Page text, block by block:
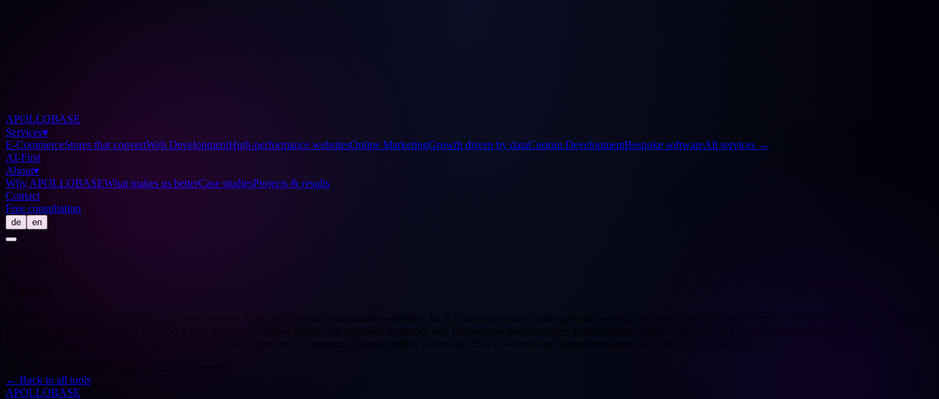
APOLLOBASE
Services▾
E-CommerceStores that convertWeb DevelopmentHigh-performance websitesOnline MarketingGrowth driven by dataCustom DevelopmentBespoke softwareAll services →
AI-First
About▾
Why APOLLOBASEWhat makes us betterCase studiesProjects & results
Contact
Free consultation
de en
Zapier ist ein Automatisierungstool, das verschiedene Apps und Systeme miteinander verbindet. Im E-Commerce kann Zapier genutzt werden, um Workflows zwischen Shopify, CRM, E-Mail Tools und anderen
Plattformen zu automatisieren. Mit über 6.000 App-Integrationen lassen sich repetitive Aufgaben wie Bestellbenachrichtigungen, Kundendaten-Synchronisierung und Lagerbestandsmeldungen ohne
Programmierung automatisieren. Im DACH-Markt ist Zapier bei E-Commerce-Teams beliebt, wobei auf DSGVO-konforme Datenübertragung zwischen den verbundenen Diensten zu achten ist.
← Back to all tools
APOLLOBASE